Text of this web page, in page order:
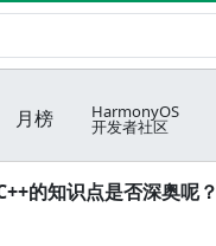
月榜 HarmonyOS
开发者社区
的知识点是否深奥呢？